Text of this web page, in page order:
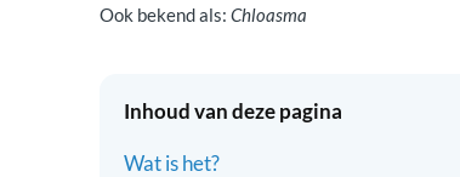
Inhoud van deze pagina
Wat is het?
Ook bekend als: Chloasma